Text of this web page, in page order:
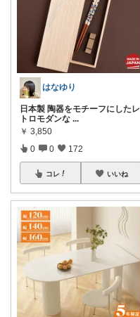
はなゆり
日本製 陶器をモチーフにしたレ
トロモダンな ...
￥ 3,850
0 0 172
コレ いいね